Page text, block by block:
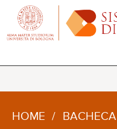
HOME / BACHECA